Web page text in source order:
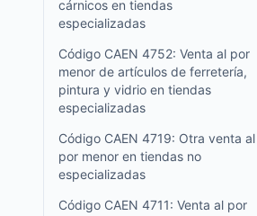
cárnicos en tiendas
especializadas
Código CAEN 4752: Venta al por
menor de artículos de ferretería,
pintura y vidrio en tiendas
especializadas
Código CAEN 4719: Otra venta al
por menor en tiendas no
especializadas
Código CAEN 4711: Venta al por